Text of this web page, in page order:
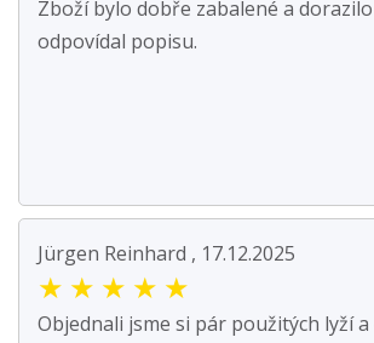
Zboží bylo dobře zabalené a
odpovídal popisu.
Jürgen Reinhard , 17.12.2025
★ ★ ★ ★ ★
Objednali jsme si pár použitých lyží